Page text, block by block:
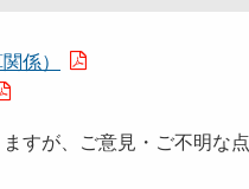
係）
すが、ご意見・ご不明な